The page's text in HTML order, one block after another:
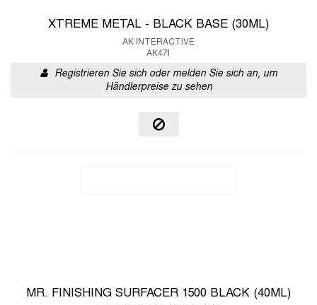
XTREME METAL - BLACK BASE (30ML)
AK INTERACTIVE
AK471
Registrieren Sie sich oder melden Sie sich an, um
Händlerpreise zu sehen
MR. FINISHING SURFACER 1500 BLACK (40ML)